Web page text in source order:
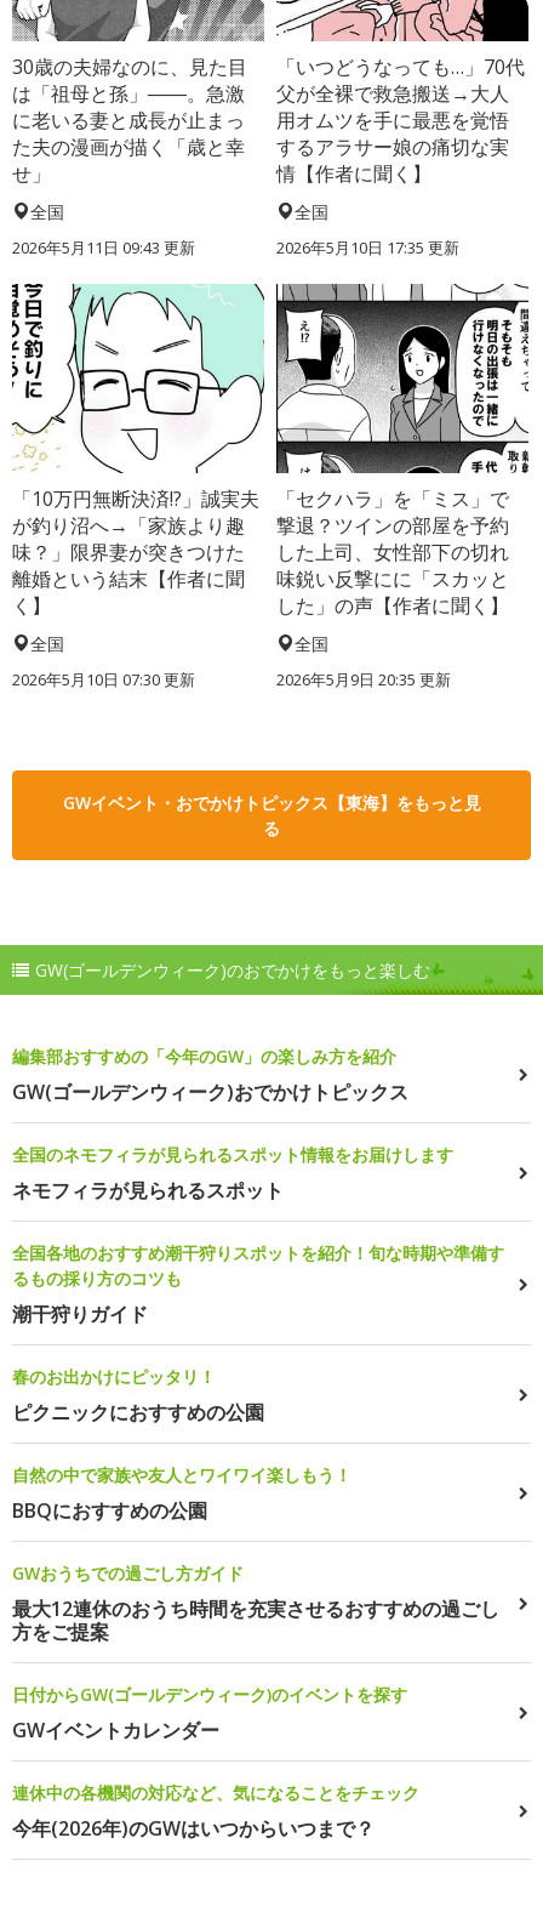
30歳の夫婦なのに、見た目
は「祖母と孫」――。急激
に老いる妻と成長が止まっ
た夫の漫画が描く「歳と幸
せ」
全国
2026年5月11日 09:43 更新
「いつどうなっても…」70代
父が全裸で救急搬送→大人
用オムツを手に最悪を覚悟
するアラサー娘の痛切な実
情【作者に聞く】
全国
2026年5月10日 17:35 更新
「10万円無断決済!?」誠実夫
が釣り沼へ→「家族より趣
味？」限界妻が突きつけた
離婚という結末【作者に聞
く】
全国
2026年5月10日 07:30 更新
「セクハラ」を「ミス」で
撃退？ツインの部屋を予約
した上司、女性部下の切れ
味鋭い反撃にに「スカッと
した」の声【作者に聞く】
全国
2026年5月9日 20:35 更新
GWイベント・おでかけトピックス【東海】をもっと見
る
GW(ゴールデンウィーク)のおでかけをもっと楽しむ
編集部おすすめの「今年のGW」の楽しみ方を紹介
GW(ゴールデンウィーク)おでかけトピックス
全国のネモフィラが見られるスポット情報をお届けします
ネモフィラが見られるスポット
全国各地のおすすめ潮干狩りスポットを紹介！旬な時期や準備す
るもの採り方のコツも
潮干狩りガイド
春のお出かけにピッタリ！
ピクニックにおすすめの公園
自然の中で家族や友人とワイワイ楽しもう！
BBQにおすすめの公園
GWおうちでの過ごし方ガイド
最大12連休のおうち時間を充実させるおすすめの過ごし
方をご提案
日付からGW(ゴールデンウィーク)のイベントを探す
GWイベントカレンダー
連休中の各機関の対応など、気になることをチェック
今年(2026年)のGWはいつからいつまで？